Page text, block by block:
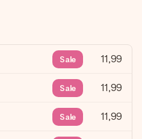
Sale 11,99
Sale 11,99
Sale 11,99